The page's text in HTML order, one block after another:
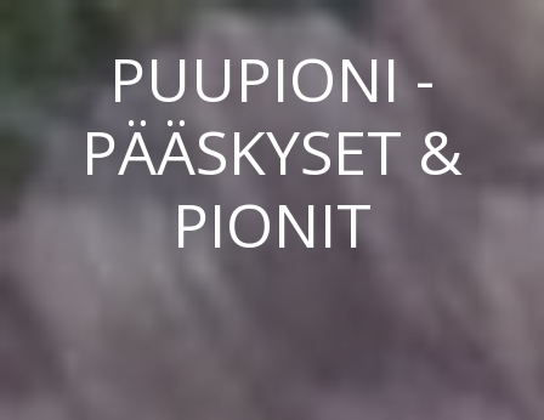
PUUPIONI -
PÄÄSKYSET &
PIONIT